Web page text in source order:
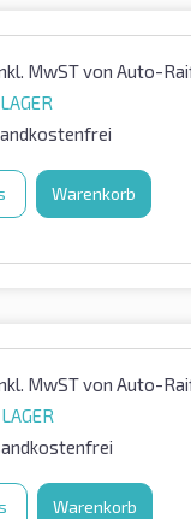
MwSTvon Auto-
Warenkorb
MwSTvon Auto-
Warenkorb